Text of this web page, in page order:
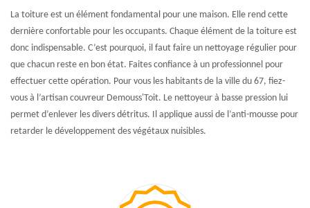
La toiture est un élément fondamental pour une maison. Elle rend cette
dernière confortable pour les occupants. Chaque élément de la toiture est
donc indispensable. C’est pourquoi, il faut faire un nettoyage régulier pour
que chacun reste en bon état. Faites confiance à un professionnel pour
effectuer cette opération. Pour vous les habitants de la ville du 67, fiez-
vous à l’artisan couvreur Demouss'Toit. Le nettoyeur à basse pression lui
permet d’enlever les divers détritus. Il applique aussi de l’anti-mousse pour
retarder le développement des végétaux nuisibles.